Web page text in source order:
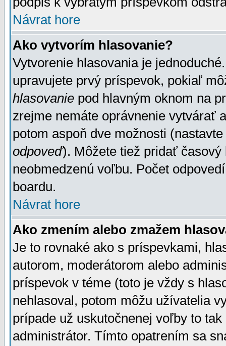
Návrat hore
Ako vytvorím hlasovanie?
Vytvorenie hlasovania je
upravujete prvý príspevok, pokiaľ
hlasovanie pod hlavným oknom na
zrejme nemáte oprávnenie vytvárať
potom aspoň dve možnosti
odpoveď). Môžete tiež pridať
neobmedzenú voľbu. Počet
boardu.
Návrat hore
Ako zmením alebo zmažem
Je to rovnaké ako s príspevkami,
autorom, moderátorom alebo
príspevok v téme (toto je vždy s
nehlasoval, potom môžu užívatelia
prípade už uskutočnenej voľby to
administrátor. Tímto opatrením sa